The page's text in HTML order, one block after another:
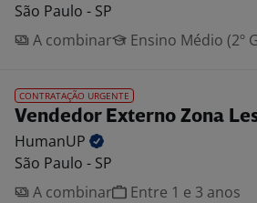
São Paulo - SP
A combinar
Ensino Médio (2º
CONTRATAÇÃO URGENTE
Vendedor Externo Zona
HumanUP
São Paulo - SP
A combinar
Entre 1 e 3 anos